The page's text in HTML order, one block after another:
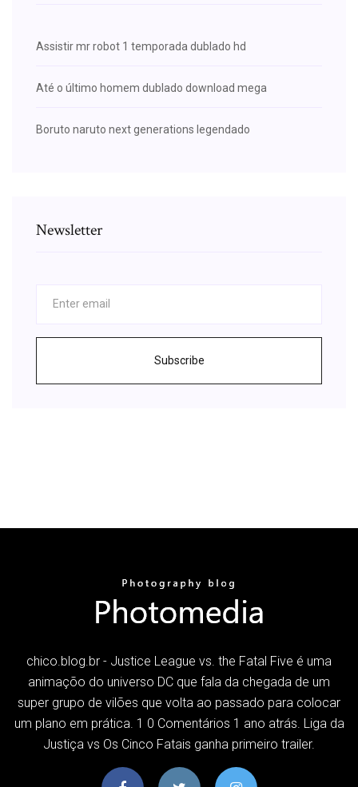
Assistir mr robot 1 temporada dublado hd
Até o último homem dublado download mega
Boruto naruto next generations legendado
Newsletter
Subscribe
chico.blog.br - Justice League vs. the Fatal Five é uma
animaçõo do universo DC que fala da chegada de um
super grupo de vilões que volta ao passado para colocar
um plano em prática. 1 0 Comentários 1 ano atrás. Liga da
Justiça vs Os Cinco Fatais ganha primeiro trailer.